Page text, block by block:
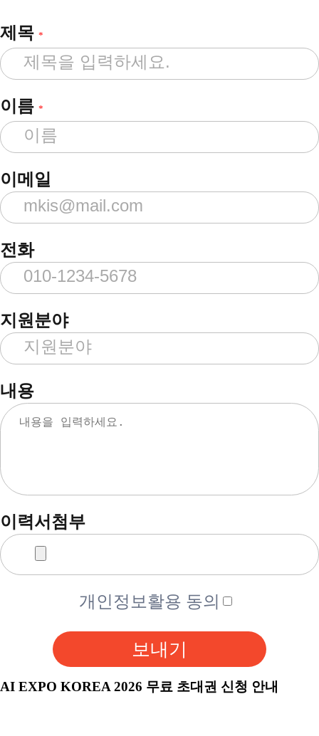
제목 *
이름 *
이메일
전화
지원분야
내용
이력서첨부
개인정보활용 동의
보내기
AI EXPO KOREA 2026 무료 초대권 신청 안내